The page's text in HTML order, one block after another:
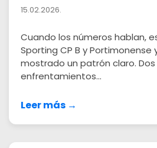
15.02.2026.
Cuando los números hablan,
Sporting CP B y Portimonense
mostrado un patrón claro.
enfrentamientos...
Leer más →